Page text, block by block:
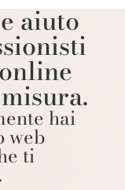
aiuto
hai
web
ti